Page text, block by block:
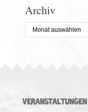
Archiv
Archiv
VERANSTALTUNGEN